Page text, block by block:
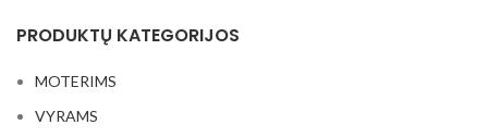
PRODUKTŲ KATEGORIJOS
MOTERIMS
VYRAMS